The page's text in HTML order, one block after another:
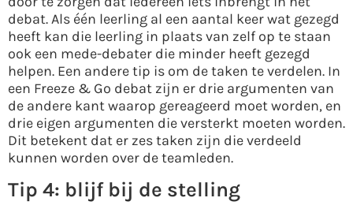
debat. Als één leerling al een aantal keer wat gezegd
heeft kan die leerling in plaats van zelf op te staan
ook een mede-debater die minder heeft gezegd
helpen. Een andere tip is om de taken te verdelen. In
een Freeze & Go debat zijn er drie argumenten van
de andere kant waarop gereageerd moet worden, en
drie eigen argumenten die versterkt moeten worden.
Dit betekent dat er zes taken zijn die verdeeld
kunnen worden over de teamleden.
Tip 4: blijf bij de stelling